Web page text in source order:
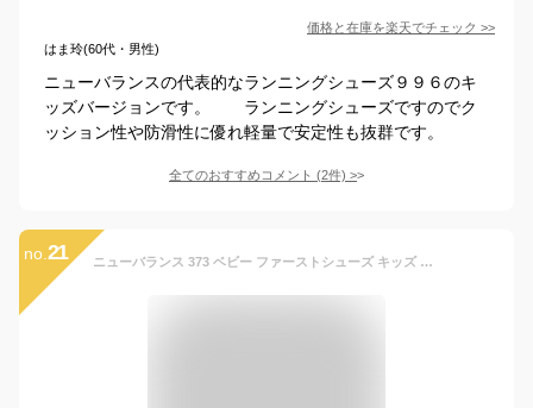
価格と在庫を楽天でチェック >>
はま玲(60代・男性)
ニューバランスの代表的なランニングシューズ９９６のキ
ッズバージョンです。 ランニングシューズですのでク
ッション性や防滑性に優れ軽量で安定性も抜群です。
全てのおすすめコメント (2件) >
no. 21 ニューバランス 373 ベビー ファーストシューズ キッズ NEW BALANCE スニーカー 男の子 女の子 靴 子供靴 12 12.5 13 13.5 14 14.5 15 15.5 16 16.5 外履き 上履き 内履き 子供 出産祝い 保育園 幼稚園 赤ちゃん おしゃれ 〇